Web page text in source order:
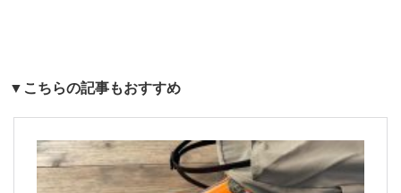
▼こちらの記事もおすすめ